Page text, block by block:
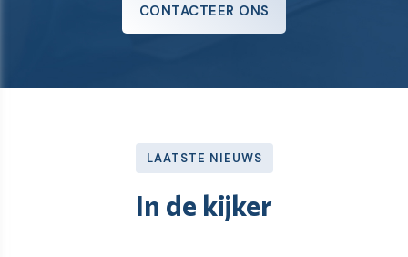
CONTACTEER ONS
LAATSTE NIEUWS
In de kijker